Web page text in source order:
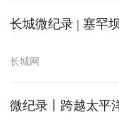
长城微纪录 | 塞罕
长城网
微纪录丨跨越太平